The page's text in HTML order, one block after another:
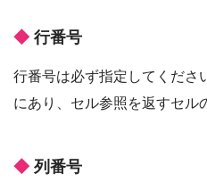
行番号
行番号は必ず指定してくださ
にあり、セル参照を返すセル
列番号